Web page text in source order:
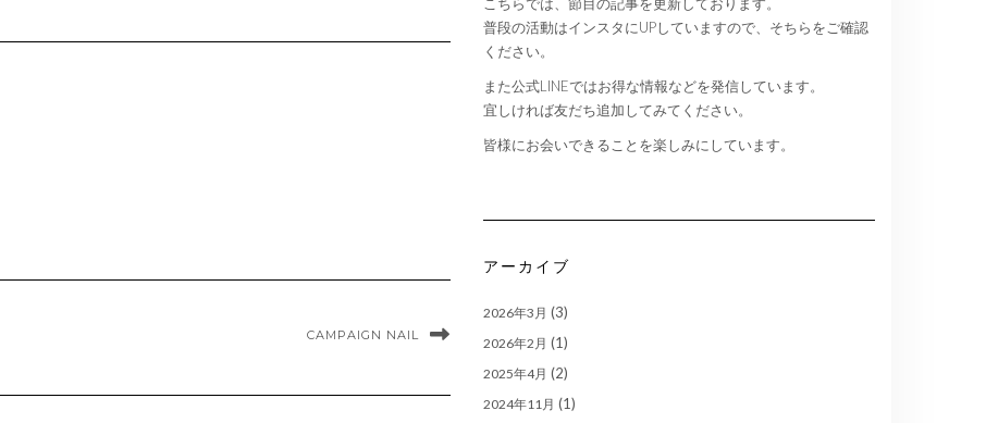
CAMPAIGN NAIL
普段の活動はインスタにUPしていますので、そちらをご確認
ください。
また公式LINEではお得な情報などを発信しています。
宜しければ友だち追加してみてください。
皆様にお会いできることを楽しみにしています。
アーカイブ
2026年3月 (3)
2026年2月 (1)
2025年4月 (2)
2024年11月 (1)